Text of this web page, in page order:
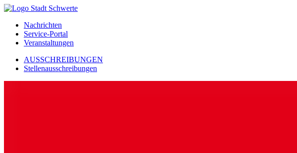
Nachrichten
Service-Portal
Veranstaltungen
AUSSCHREIBUNGEN
Stellenausschreibungen